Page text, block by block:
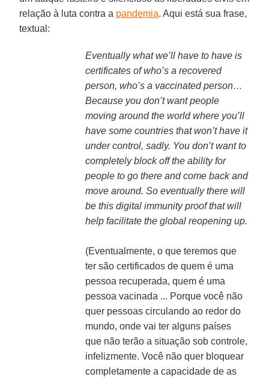
relação à luta contra a pandemia. Aqui está sua frase,
textual:
Eventually what we’ll have to have is
certificates of who’s a recovered
person, who’s a vaccinated person…
Because you don’t want people
moving around the world where you’ll
have some countries that won’t have it
under control, sadly. You don’t want to
completely block off the ability for
people to go there and come back and
move around. So eventually there will
be this digital immunity proof that will
help facilitate the global reopening up.
(Eventualmente, o que teremos que
ter são certificados de quem é uma
pessoa recuperada, quem é uma
pessoa vacinada ... Porque você não
quer pessoas circulando ao redor do
mundo, onde vai ter alguns países
que não terão a situação sob controle,
infelizmente. Você não quer bloquear
completamente a capacidade de as